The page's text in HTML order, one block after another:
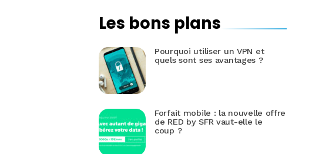
Les bons plans
Pourquoi utiliser un VPN et
quels sont ses avantages ?
Forfait mobile : la nouvelle offre
de RED by SFR vaut-elle le
coup ?